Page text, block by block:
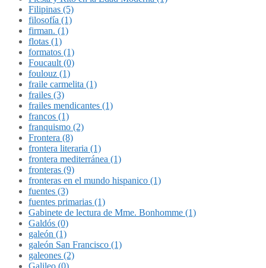
Filipinas (5)
filosofía (1)
firman. (1)
flotas (1)
formatos (1)
Foucault (0)
foulouz (1)
fraile carmelita (1)
frailes (3)
frailes mendicantes (1)
francos (1)
franquismo (2)
Frontera (8)
frontera literaria (1)
frontera mediterránea (1)
fronteras (9)
fronteras en el mundo hispanico (1)
fuentes (3)
fuentes primarias (1)
Gabinete de lectura de Mme. Bonhomme (1)
Galdós (0)
galeón (1)
galeón San Francisco (1)
galeones (2)
Galileo (0)